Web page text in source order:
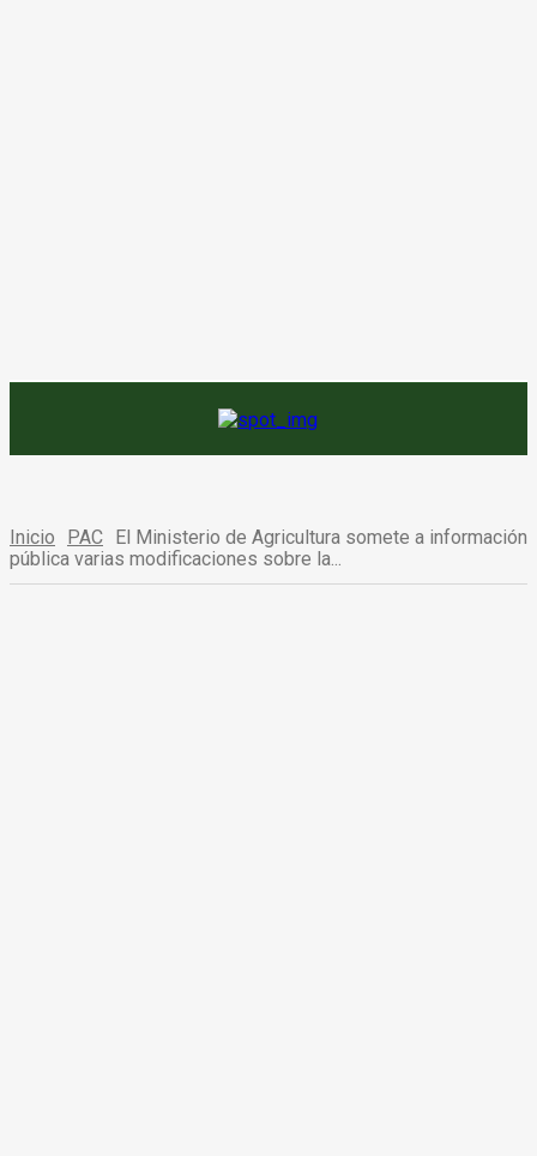
Inicio PAC El Ministerio de Agricultura somete a información
pública varias modificaciones sobre la...